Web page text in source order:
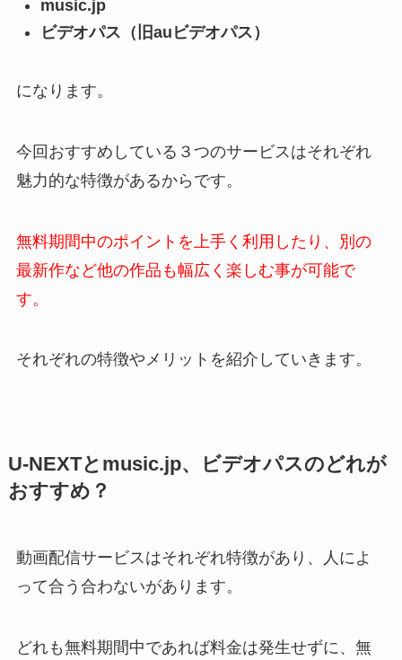
music.jp
ビデオパス（旧auビデオパス）
になります。
今回おすすめしている３つのサービスはそれぞれ
魅力的な特徴があるからです。
無料期間中のポイントを上手く利用したり、別の
最新作など他の作品も幅広く楽しむ事が可能で
す。
それぞれの特徴やメリットを紹介していきます。
U-NEXTとmusic.jp、ビデオパスのどれが
おすすめ？
動画配信サービスはそれぞれ特徴があり、人によ
って合う合わないがあります。
どれも無料期間中であれば料金は発生せずに、無